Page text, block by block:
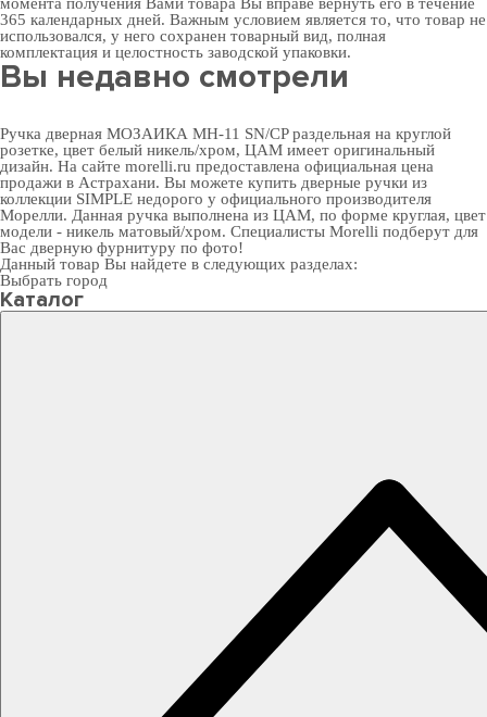
365 календарных дней. Важным условием является то, что товар не
использовался, у него сохранен товарный вид, полная
комплектация и целостность заводской упаковки.
Вы недавно смотрели
Ручка дверная МОЗАИКА MH-11 SN/CP раздельная на круглой
розетке, цвет белый никель/хром, ЦАМ имеет оригинальный
дизайн. На сайте morelli.ru предоставлена официальная цена
продажи в Астрахани. Вы можете купить дверные ручки из
коллекции SIMPLE недорого у официального производителя
Морелли. Данная ручка выполнена из ЦАМ, по форме круглая, цвет
модели - никель матовый/хром. Специалисты Morelli подберут для
Вас дверную фурнитуру по фото!
Данный товар Вы найдете в следующих разделах:
Выбрать город
Каталог